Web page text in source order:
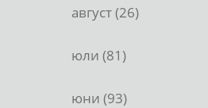
август (26)
юли (81)
юни (93)